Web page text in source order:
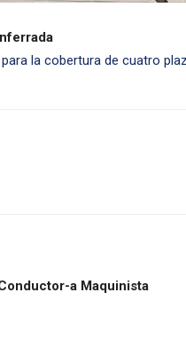
la cobertura de cuatro
a Maquinista